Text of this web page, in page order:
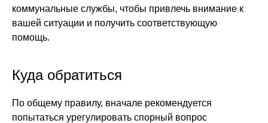
коммунальные службы, чтобы привлечь внимание к
вашей ситуации и получить соответствующую
помощь.
Куда обратиться
По общему правилу, вначале рекомендуется
попытаться урегулировать спорный вопрос